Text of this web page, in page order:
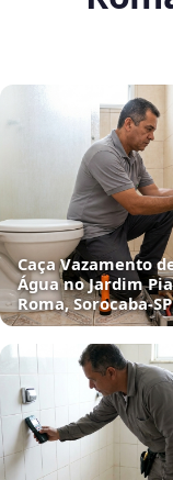
Caça Vazamento
Água no Jardim
Roma, Sorocaba‑SP